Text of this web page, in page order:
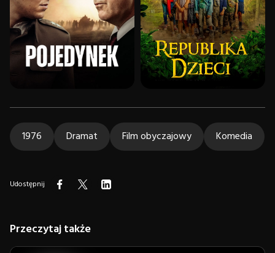
1976 Dramat Film obyczajowy Komedia
Udostępnij
Przeczytaj także